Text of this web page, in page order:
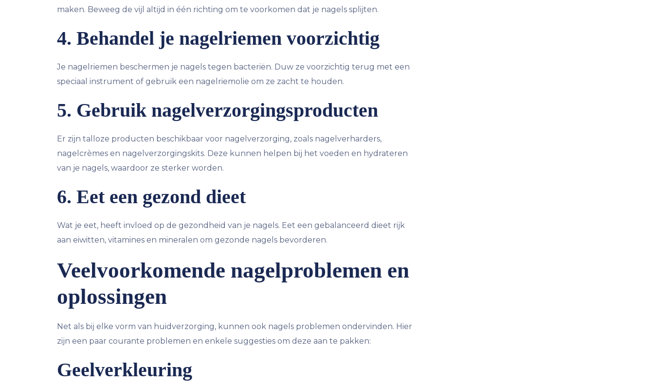
maken. Beweeg de vijl altijd in één richting om te voorkomen dat je nagels splijten.
4. Behandel je nagelriemen voorzichtig
Je nagelriemen beschermen je nagels tegen bacteriën. Duw ze voorzichtig terug met een
speciaal instrument of gebruik een nagelriemolie om ze zacht te houden.
5. Gebruik nagelverzorgingsproducten
Er zijn talloze producten beschikbaar voor nagelverzorging, zoals nagelverharders,
nagelcrèmes en nagelverzorgingskits. Deze kunnen helpen bij het voeden en hydrateren
van je nagels, waardoor ze sterker worden.
6. Eet een gezond dieet
Wat je eet, heeft invloed op de gezondheid van je nagels. Eet een gebalanceerd dieet rijk
aan eiwitten, vitamines en mineralen om gezonde nagels bevorderen.
Veelvoorkomende nagelproblemen en
oplossingen
Net als bij elke vorm van huidverzorging, kunnen ook nagels problemen ondervinden. Hier
zijn een paar courante problemen en enkele suggesties om deze aan te pakken:
Geelverkleuring